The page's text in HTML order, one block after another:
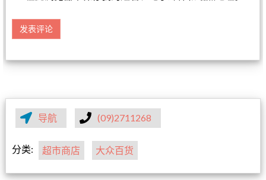
导航 (09)2711268
分类: 超市商店 大众百货